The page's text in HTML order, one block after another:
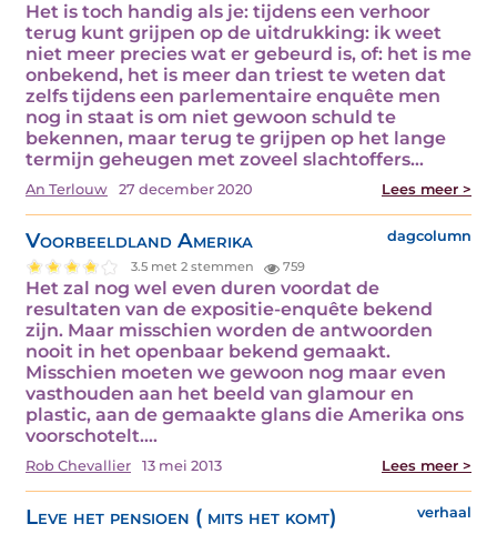
Het is toch handig als je: tijdens een verhoor
terug kunt grijpen op de uitdrukking: ik weet
niet meer precies wat er gebeurd is, of: het is me
onbekend, het is meer dan triest te weten dat
zelfs tijdens een parlementaire enquête men
nog in staat is om niet gewoon schuld te
bekennen, maar terug te grijpen op het lange
termijn geheugen met zoveel slachtoffers…
An Terlouw 27 december 2020 Lees meer >
Voorbeeldland Amerika dagcolumn
3.5 met 2 stemmen 759
Het zal nog wel even duren voordat de
resultaten van de expositie-enquête bekend
zijn. Maar misschien worden de antwoorden
nooit in het openbaar bekend gemaakt.
Misschien moeten we gewoon nog maar even
vasthouden aan het beeld van glamour en
plastic, aan de gemaakte glans die Amerika ons
voorschotelt.…
Rob Chevallier 13 mei 2013 Lees meer >
Leve het pensioen ( mits het komt) verhaal